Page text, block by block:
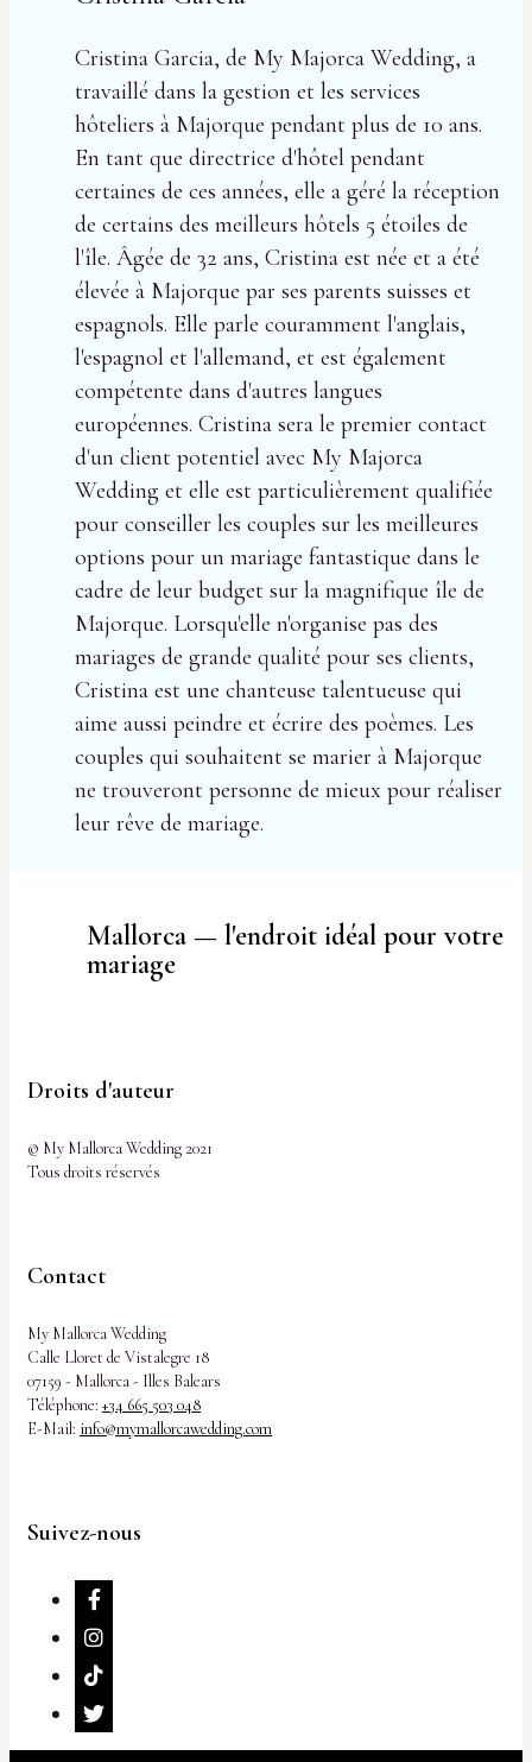
Cristina Garcia, de My Majorca Wedding, a
travaillé dans la gestion et les services
hôteliers à Majorque pendant plus de 10 ans.
En tant que directrice d'hôtel pendant
certaines de ces années, elle a géré la réception
de certains des meilleurs hôtels 5 étoiles de
l'île. Âgée de 32 ans, Cristina est née et a été
élevée à Majorque par ses parents suisses et
espagnols. Elle parle couramment l'anglais,
l'espagnol et l'allemand, et est également
compétente dans d'autres langues
européennes. Cristina sera le premier contact
d'un client potentiel avec My Majorca
Wedding et elle est particulièrement qualifiée
pour conseiller les couples sur les meilleures
options pour un mariage fantastique dans le
cadre de leur budget sur la magnifique île de
Majorque. Lorsqu'elle n'organise pas des
mariages de grande qualité pour ses clients,
Cristina est une chanteuse talentueuse qui
aime aussi peindre et écrire des poèmes. Les
couples qui souhaitent se marier à Majorque
ne trouveront personne de mieux pour réaliser
leur rêve de mariage.
Mallorca — l'endroit idéal pour votre
mariage
Droits d'auteur
© My Mallorca Wedding 2021
Tous droits réservés
Contact
My Mallorca Wedding
Calle Lloret de Vistalegre 18
07159 - Mallorca - Illes Balears
Téléphone: +34 665 503 048
E-Mail: info@mymallorcawedding.com
Suivez-nous